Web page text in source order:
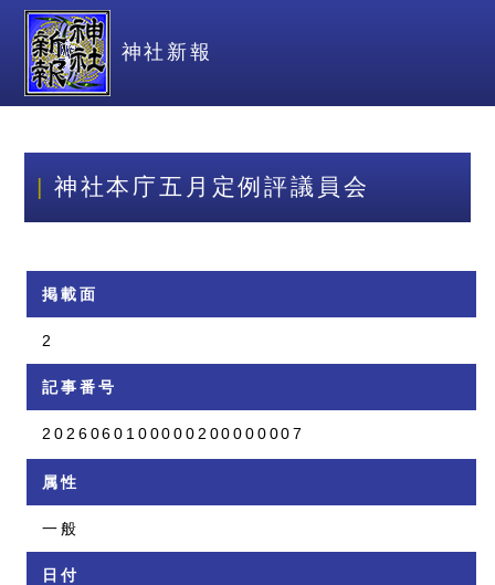
神社新報
神社本庁五月定例評議員会
掲載面
2
記事番号
2026060100000200000007
属性
一般
日付